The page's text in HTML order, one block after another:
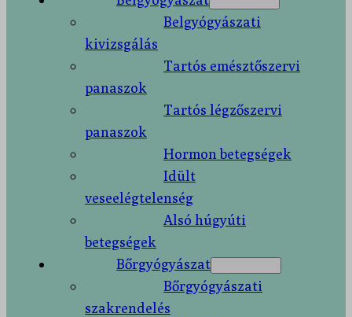
Belgyógyászati
kivizsgálás
Tartós emésztőszervi
panaszok
Tartós légzőszervi
panaszok
Hormon betegségek
Idült
veseelégtelenség
Alsó húgyúti
betegségek
Bőrgyógyászat
Bőrgyógyászati
szakrendelés